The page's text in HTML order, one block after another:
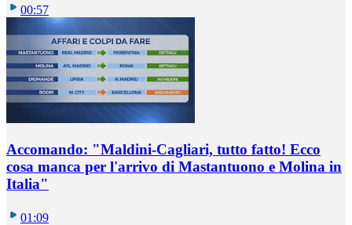
00:57
Accomando: "Maldini-Cagliari, tutto fatto! Ecco
cosa manca per l'arrivo di Mastantuono e Molina in
Italia"
01:09